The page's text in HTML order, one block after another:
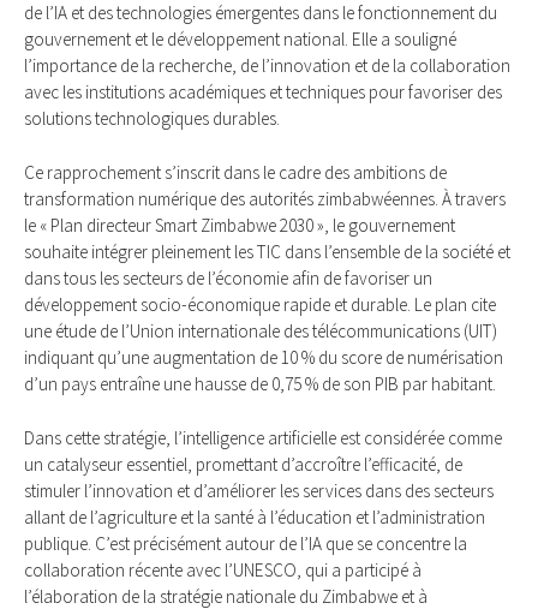
de l’IA et des technologies émergentes dans le fonctionnement du
gouvernement et le développement national. Elle a souligné
l’importance de la recherche, de l’innovation et de la collaboration
avec les institutions académiques et techniques pour favoriser des
solutions technologiques durables.
Ce rapprochement s’inscrit dans le cadre des ambitions de
transformation numérique des autorités zimbabwéennes. À travers
le « Plan directeur Smart Zimbabwe 2030 », le gouvernement
souhaite intégrer pleinement les TIC dans l’ensemble de la société et
dans tous les secteurs de l’économie afin de favoriser un
développement socio-économique rapide et durable. Le plan cite
une étude de l’Union internationale des télécommunications (UIT)
indiquant qu’une augmentation de 10 % du score de numérisation
d’un pays entraîne une hausse de 0,75 % de son PIB par habitant.
Dans cette stratégie, l’intelligence artificielle est considérée comme
un catalyseur essentiel, promettant d’accroître l’efficacité, de
stimuler l’innovation et d’améliorer les services dans des secteurs
allant de l’agriculture et la santé à l’éducation et l’administration
publique. C’est précisément autour de l’IA que se concentre la
collaboration récente avec l’UNESCO, qui a participé à
l’élaboration de la stratégie nationale du Zimbabwe et à